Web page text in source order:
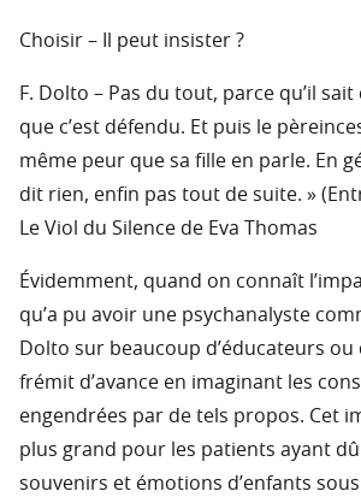
Choisir – Il peut insister ?
F. Dolto – Pas du tout, parce qu’il sait
que c’est défendu. Et puis le
même peur que sa fille en parle. En
dit rien, enfin pas tout de suite. »
Le Viol du Silence de Eva Thomas
Évidemment, quand on connaît
qu’a pu avoir une psychanalyste
Dolto sur beaucoup d’éducateurs
frémit d’avance en imaginant les
engendrées par de tels propos. Cet
plus grand pour les patients ayant
souvenirs et émotions d’enfants